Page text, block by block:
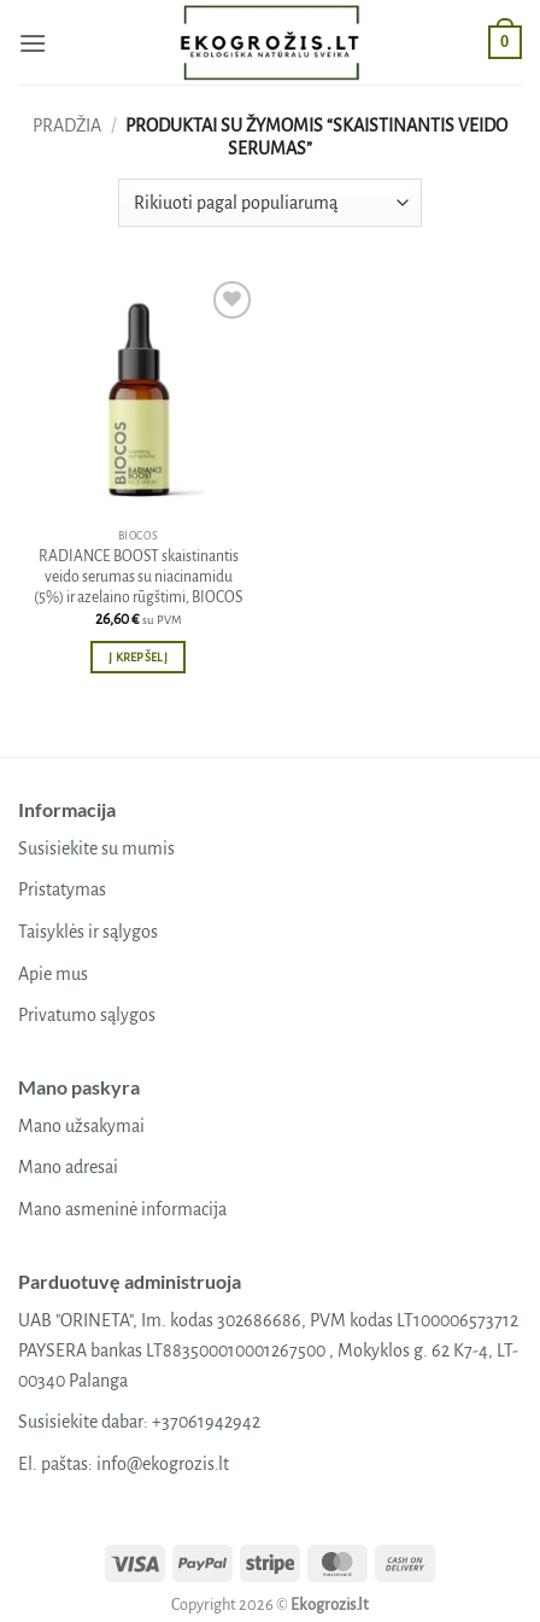
0
PRADŽIA /
PRODUKTAI SU ŽYMOMIS “SKAISTINANTIS VEIDO
SERUMAS”
BIOCOS
RADIANCE BOOST skaistinantis
veido serumas su niacinamidu
(5%) ir azelaino rūgštimi, BIOCOS
26,60€ su PVM
Į KREPŠELĮ
Informacija
Susisiekite su mumis
Pristatymas
Taisyklės ir sąlygos
Apie mus
Privatumo sąlygos
Mano paskyra
Mano užsakymai
Mano adresai
Mano asmeninė informacija
Parduotuvę administruoja
UAB "ORINETA", Im. kodas 302686686, PVM kodas LT100006573712
PAYSERA bankas LT883500010001267500 , Mokyklos g. 62 K7-4, LT-
00340 Palanga
Susisiekite dabar: +37061942942
El. paštas: info@ekogrozis.lt
Visa PayPal Stripe MasterCard
Copyright 2026 © Ekogrozis.lt